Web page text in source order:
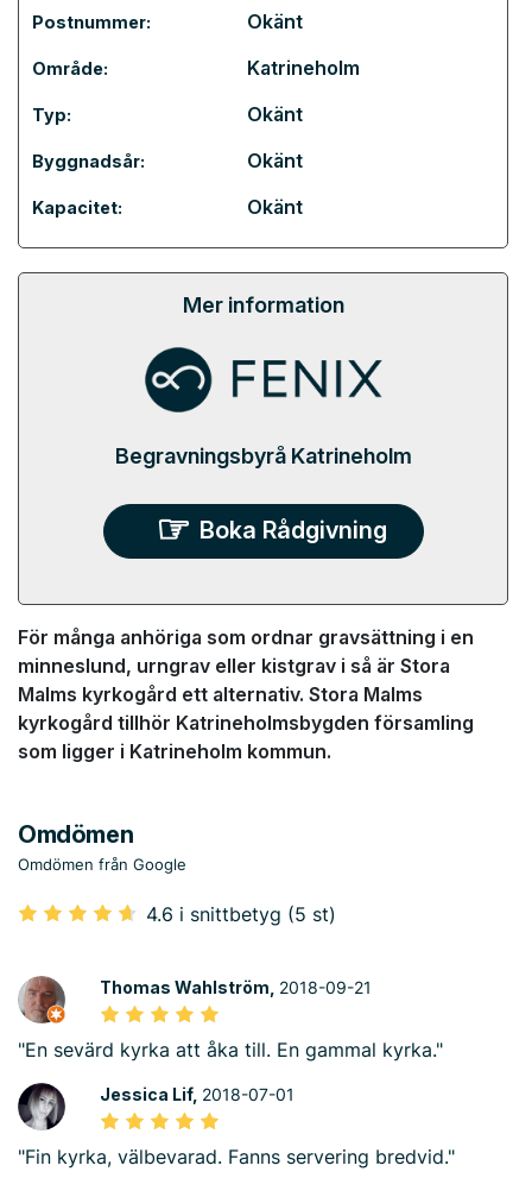
Postnummer: Okänt
Område: Katrineholm
Typ: Okänt
Byggnadsår: Okänt
Kapacitet: Okänt
Mer information
Begravningsbyrå Katrineholm
Boka Rådgivning
För många anhöriga som ordnar gravsättning i en
minneslund, urngrav eller kistgrav i så är Stora
Malms kyrkogård ett alternativ. Stora Malms
kyrkogård tillhör Katrineholmsbygden församling
som ligger i Katrineholm kommun.
Omdömen
Omdömen från Google
4.6 i snittbetyg (5 st)
Thomas Wahlström, 2018-09-21
"En sevärd kyrka att åka till. En gammal kyrka."
Jessica Lif, 2018-07-01
"Fin kyrka, välbevarad. Fanns servering bredvid."